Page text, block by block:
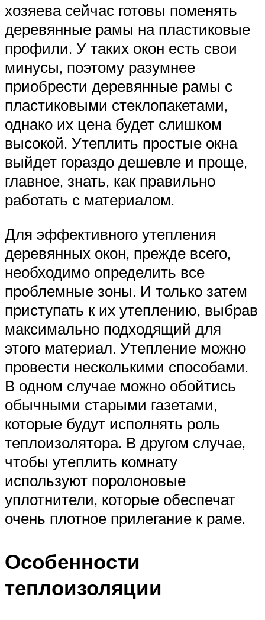
хозяева сейчас готовы поменять
деревянные рамы на пластиковые
профили. У таких окон есть свои
минусы, поэтому разумнее
приобрести деревянные рамы с
пластиковыми стеклопакетами,
однако их цена будет слишком
высокой. Утеплить простые окна
выйдет гораздо дешевле и проще,
главное, знать, как правильно
работать с материалом.
Для эффективного утепления
деревянных окон, прежде всего,
необходимо определить все
проблемные зоны. И только затем
приступать к их утеплению, выбрав
максимально подходящий для
этого материал. Утепление можно
провести несколькими способами.
В одном случае можно обойтись
обычными старыми газетами,
которые будут исполнять роль
теплоизолятора. В другом случае,
чтобы утеплить комнату
используют поролоновые
уплотнители, которые обеспечат
очень плотное прилегание к раме.
Особенности
теплоизоляции